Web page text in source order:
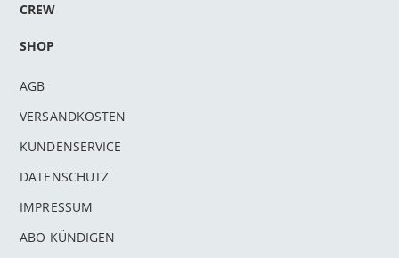
CREW
SHOP
AGB
VERSANDKOSTEN
KUNDENSERVICE
DATENSCHUTZ
IMPRESSUM
ABO KÜNDIGEN